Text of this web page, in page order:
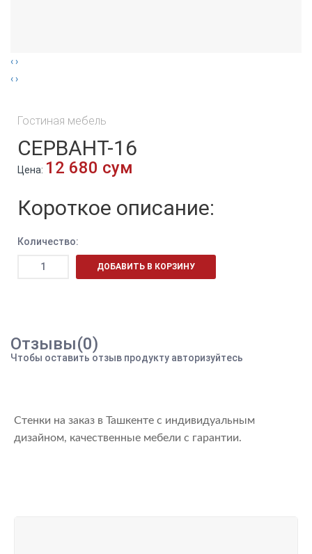
‹›
‹›
Гостиная мебель
СЕРВАНТ-16
Цена: 12 680 сум
Короткое описание:
Количество:
ДОБАВИТЬ В КОРЗИНУ
Отзывы(0)
Чтобы оставить отзыв продукту авторизуйтесь
Стенки на заказ в Ташкенте с индивидуальным
дизайном, качественные мебели с гарантии.